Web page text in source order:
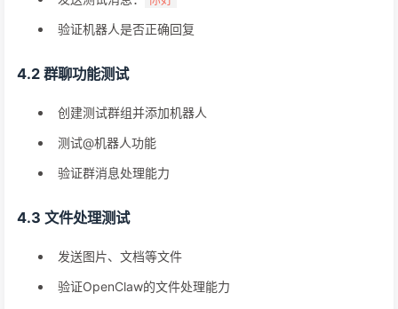
验证机器人是否正确回复
4.2 群聊功能测试
创建测试群组并添加机器人
测试@机器人功能
验证群消息处理能力
4.3 文件处理测试
发送图片、文档等文件
验证OpenClaw的文件处理能力